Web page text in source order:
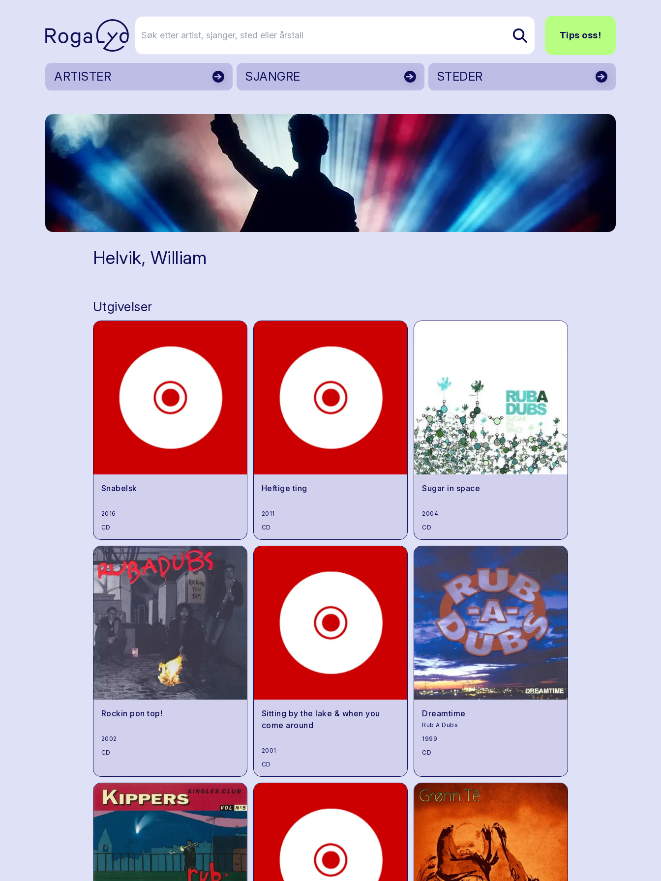
Tips oss!
ARTISTER SJANGRE STEDER
Helvik, William
Utgivelser
Snabelsk
2016
CD
Heftige ting
2011
CD
Sugar in space
2004
CD
Rockin pon top!
2002
CD
Sitting by the lake & when you
come around
2001
CD
Dreamtime
Rub A Dubs
1999
CD